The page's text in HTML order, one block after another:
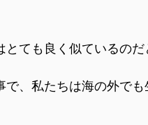
ても良く似ているのだ
、私たちは海の外でも